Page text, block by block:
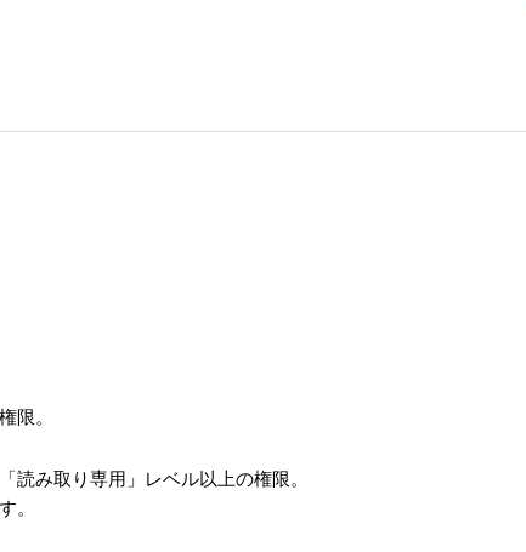
限。
み取り専用」レベル以上の権限。
。